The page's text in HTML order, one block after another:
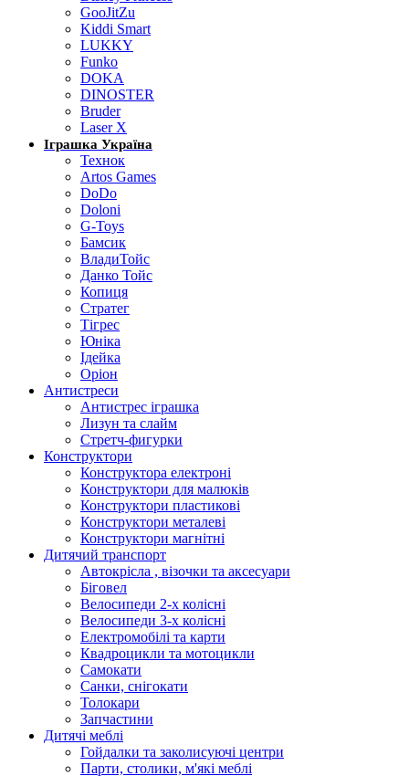
GooJitZu
Kiddi Smart
LUKKY
Funko
DOKA
DINOSTER
Bruder
Laser X
Іграшка Україна
Технок
Artos Games
DoDo
Doloni
G-Toys
Бамсик
ВладиТойс
Данко Тойс
Копиця
Стратег
Тігрес
Юніка
Ідейка
Оріон
Антистреси
Антистрес іграшка
Лизун та слайм
Стретч-фигурки
Конструктори
Конструктора електроні
Конструктори для малюків
Конструктори пластикові
Конструктори металеві
Конструктори магнітні
Дитячий транспорт
Автокрісла , візочки та аксесуари
Біговел
Велосипеди 2-х колісні
Велосипеди 3-х колісні
Електромобілі та карти
Квадроцикли та мотоцикли
Самокати
Санки, снігокати
Толокари
Запчастини
Дитячі меблі
Гойдалки та заколисуючі центри
Парти, столики, м'які меблі